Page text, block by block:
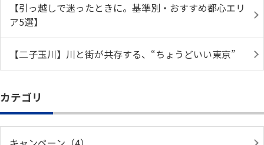
【引っ越しで迷ったときに。基準別・おすすめ都心エリ
ア5選】
【二子玉川】川と街が共存する、“ちょうどいい東京”
カテゴリ